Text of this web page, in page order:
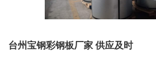
台州宝钢彩钢板厂家 供应及时